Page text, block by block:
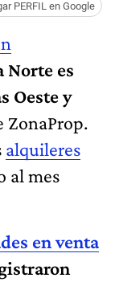
PERFIL en Google
Norte es
Oeste y
ZonaProp.
alquileres
al mes
en venta